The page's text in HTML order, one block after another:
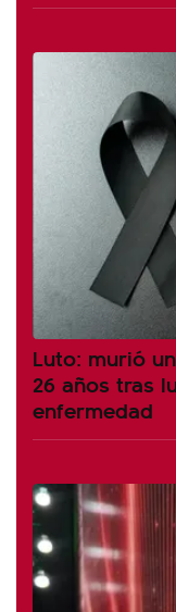
Luto: murió
26 años tras
enfermedad